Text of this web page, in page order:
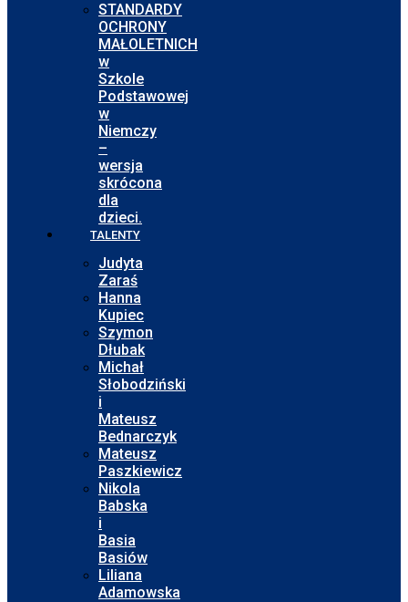
STANDARDY
OCHRONY
MAŁOLETNICH
w
Szkole
Podstawowej
w
Niemczy
–
wersja
skrócona
dla
dzieci.
TALENTY
Judyta
Zaraś
Hanna
Kupiec
Szymon
Dłubak
Michał
Słobodziński
i
Mateusz
Bednarczyk
Mateusz
Paszkiewicz
Nikola
Babska
i
Basia
Basiów
Liliana
Adamowska